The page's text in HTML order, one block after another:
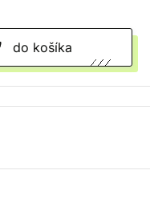
do košíka